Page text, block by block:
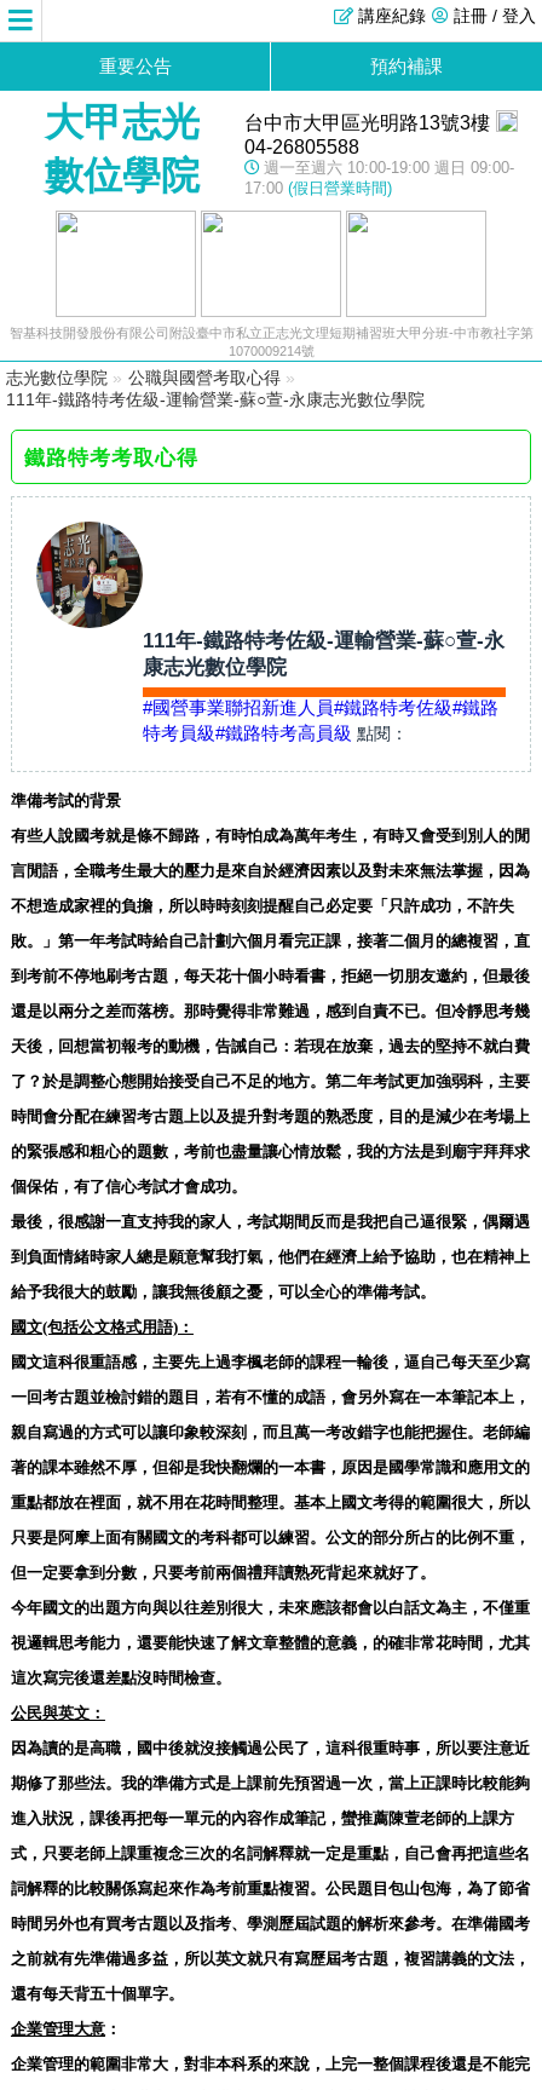
註冊 / 登入
講座紀錄
重要公告 預約補課
大甲志光
數位學院
台中市大甲區光明路13號3樓
04-26805588
週一至週六 10:00-19:00 週日 09:00-
17:00 (假日營業時間)
智基科技開發股份有限公司附設臺中市私立正志光文理短期補習班大甲分班-中市教社字第
1070009214號
志光數位學院 » 公職與國營考取心得 »
111年-鐵路特考佐級-運輸營業-蘇○萱-永康志光數位學院
鐵路特考考取心得
111年-鐵路特考佐級-運輸營業-蘇○萱-永
康志光數位學院
#國營事業聯招新進人員#鐵路特考佐級#鐵路
特考員級#鐵路特考高員級 點閱：
準備考試的背景
有些人說國考就是條不歸路，有時怕成為萬年考生，有時又會受到別人的閒
言閒語，全職考生最大的壓力是來自於經濟因素以及對未來無法掌握，因為
不想造成家裡的負擔，所以時時刻刻提醒自己必定要「只許成功，不許失
敗。」第一年考試時給自己計劃六個月看完正課，接著二個月的總複習，直
到考前不停地刷考古題，每天花十個小時看書，拒絕一切朋友邀約，但最後
還是以兩分之差而落榜。那時覺得非常難過，感到自責不已。但冷靜思考幾
天後，回想當初報考的動機，告誡自己：若現在放棄，過去的堅持不就白費
了？於是調整心態開始接受自己不足的地方。第二年考試更加強弱科，主要
時間會分配在練習考古題上以及提升對考題的熟悉度，目的是減少在考場上
的緊張感和粗心的題數，考前也盡量讓心情放鬆，我的方法是到廟宇拜拜求
個保佑，有了信心考試才會成功。
最後，很感謝一直支持我的家人，考試期間反而是我把自己逼很緊，偶爾遇
到負面情緒時家人總是願意幫我打氣，他們在經濟上給予協助，也在精神上
給予我很大的鼓勵，讓我無後顧之憂，可以全心的準備考試。
國文(包括公文格式用語)：
國文這科很重語感，主要先上過李楓老師的課程一輪後，逼自己每天至少寫
一回考古題並檢討錯的題目，若有不懂的成語，會另外寫在一本筆記本上，
親自寫過的方式可以讓印象較深刻，而且萬一考改錯字也能把握住。老師編
著的課本雖然不厚，但卻是我快翻爛的一本書，原因是國學常識和應用文的
重點都放在裡面，就不用在花時間整理。基本上國文考得的範圍很大，所以
只要是阿摩上面有關國文的考科都可以練習。公文的部分所占的比例不重，
但一定要拿到分數，只要考前兩個禮拜讀熟死背起來就好了。
今年國文的出題方向與以往差別很大，未來應該都會以白話文為主，不僅重
視邏輯思考能力，還要能快速了解文章整體的意義，的確非常花時間，尤其
這次寫完後還差點沒時間檢查。
公民與英文：
因為讀的是高職，國中後就沒接觸過公民了，這科很重時事，所以要注意近
期修了那些法。我的準備方式是上課前先預習過一次，當上正課時比較能夠
進入狀況，課後再把每一單元的內容作成筆記，蠻推薦陳萱老師的上課方
式，只要老師上課重複念三次的名詞解釋就一定是重點，自己會再把這些名
詞解釋的比較關係寫起來作為考前重點複習。公民題目包山包海，為了節省
時間另外也有買考古題以及指考、學測歷屆試題的解析來參考。在準備國考
之前就有先準備過多益，所以英文就只有寫歷屆考古題，複習講義的文法，
還有每天背五十個單字。
企業管理大意：
企業管理的範圍非常大，對非本科系的來說，上完一整個課程後還是不能完